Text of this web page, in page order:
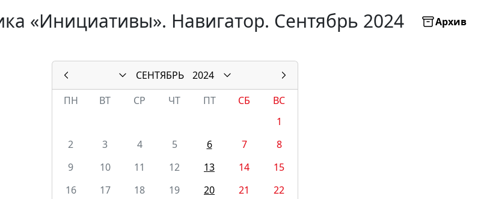
«Инициативы». Навигатор. Сентябрь 2024 Архив
СЕНТЯБРЬ
2024
ПН
ВТ СР ЧТ ПТ СБ
ВС
1
2
3 4 5 6 7
8
9
10 11 12 13 14
15
16
17 18 19 20 21
22